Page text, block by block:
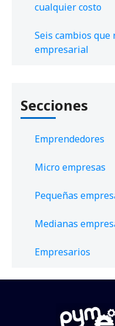
cualquier costo
Seis cambios
empresarial
Secciones
Emprendedores
Micro empresas
Pequeñas
Medianas
Empresarios